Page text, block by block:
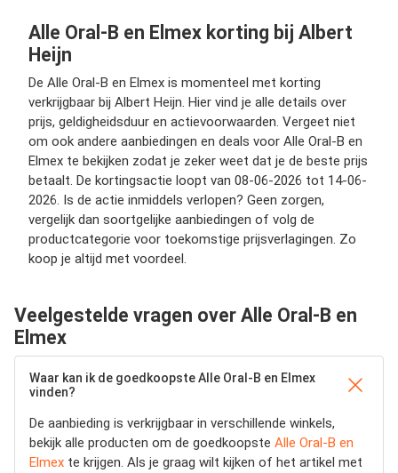
Alle Oral-B en Elmex korting bij Albert
Heijn
De Alle Oral-B en Elmex is momenteel met korting
verkrijgbaar bij Albert Heijn. Hier vind je alle details over
prijs, geldigheidsduur en actievoorwaarden. Vergeet niet
om ook andere aanbiedingen en deals voor Alle Oral-B en
Elmex te bekijken zodat je zeker weet dat je de beste prijs
betaalt. De kortingsactie loopt van 08-06-2026 tot 14-06-
2026. Is de actie inmiddels verlopen? Geen zorgen,
vergelijk dan soortgelijke aanbiedingen of volg de
productcategorie voor toekomstige prijsverlagingen. Zo
koop je altijd met voordeel.
Veelgestelde vragen over Alle Oral-B en
Elmex
Waar kan ik de goedkoopste Alle Oral-B en Elmex
vinden?
De aanbieding is verkrijgbaar in verschillende winkels,
bekijk alle producten om de goedkoopste Alle Oral-B en
Elmex te krijgen. Als je graag wilt kijken of het artikel met